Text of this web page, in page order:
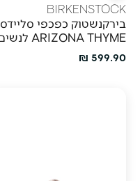
BIRKENSTOCK
בירקנשטוק כפכפי סליידס
ARIZONA THYME לנשים
מחיר מבצע
599.90 ₪